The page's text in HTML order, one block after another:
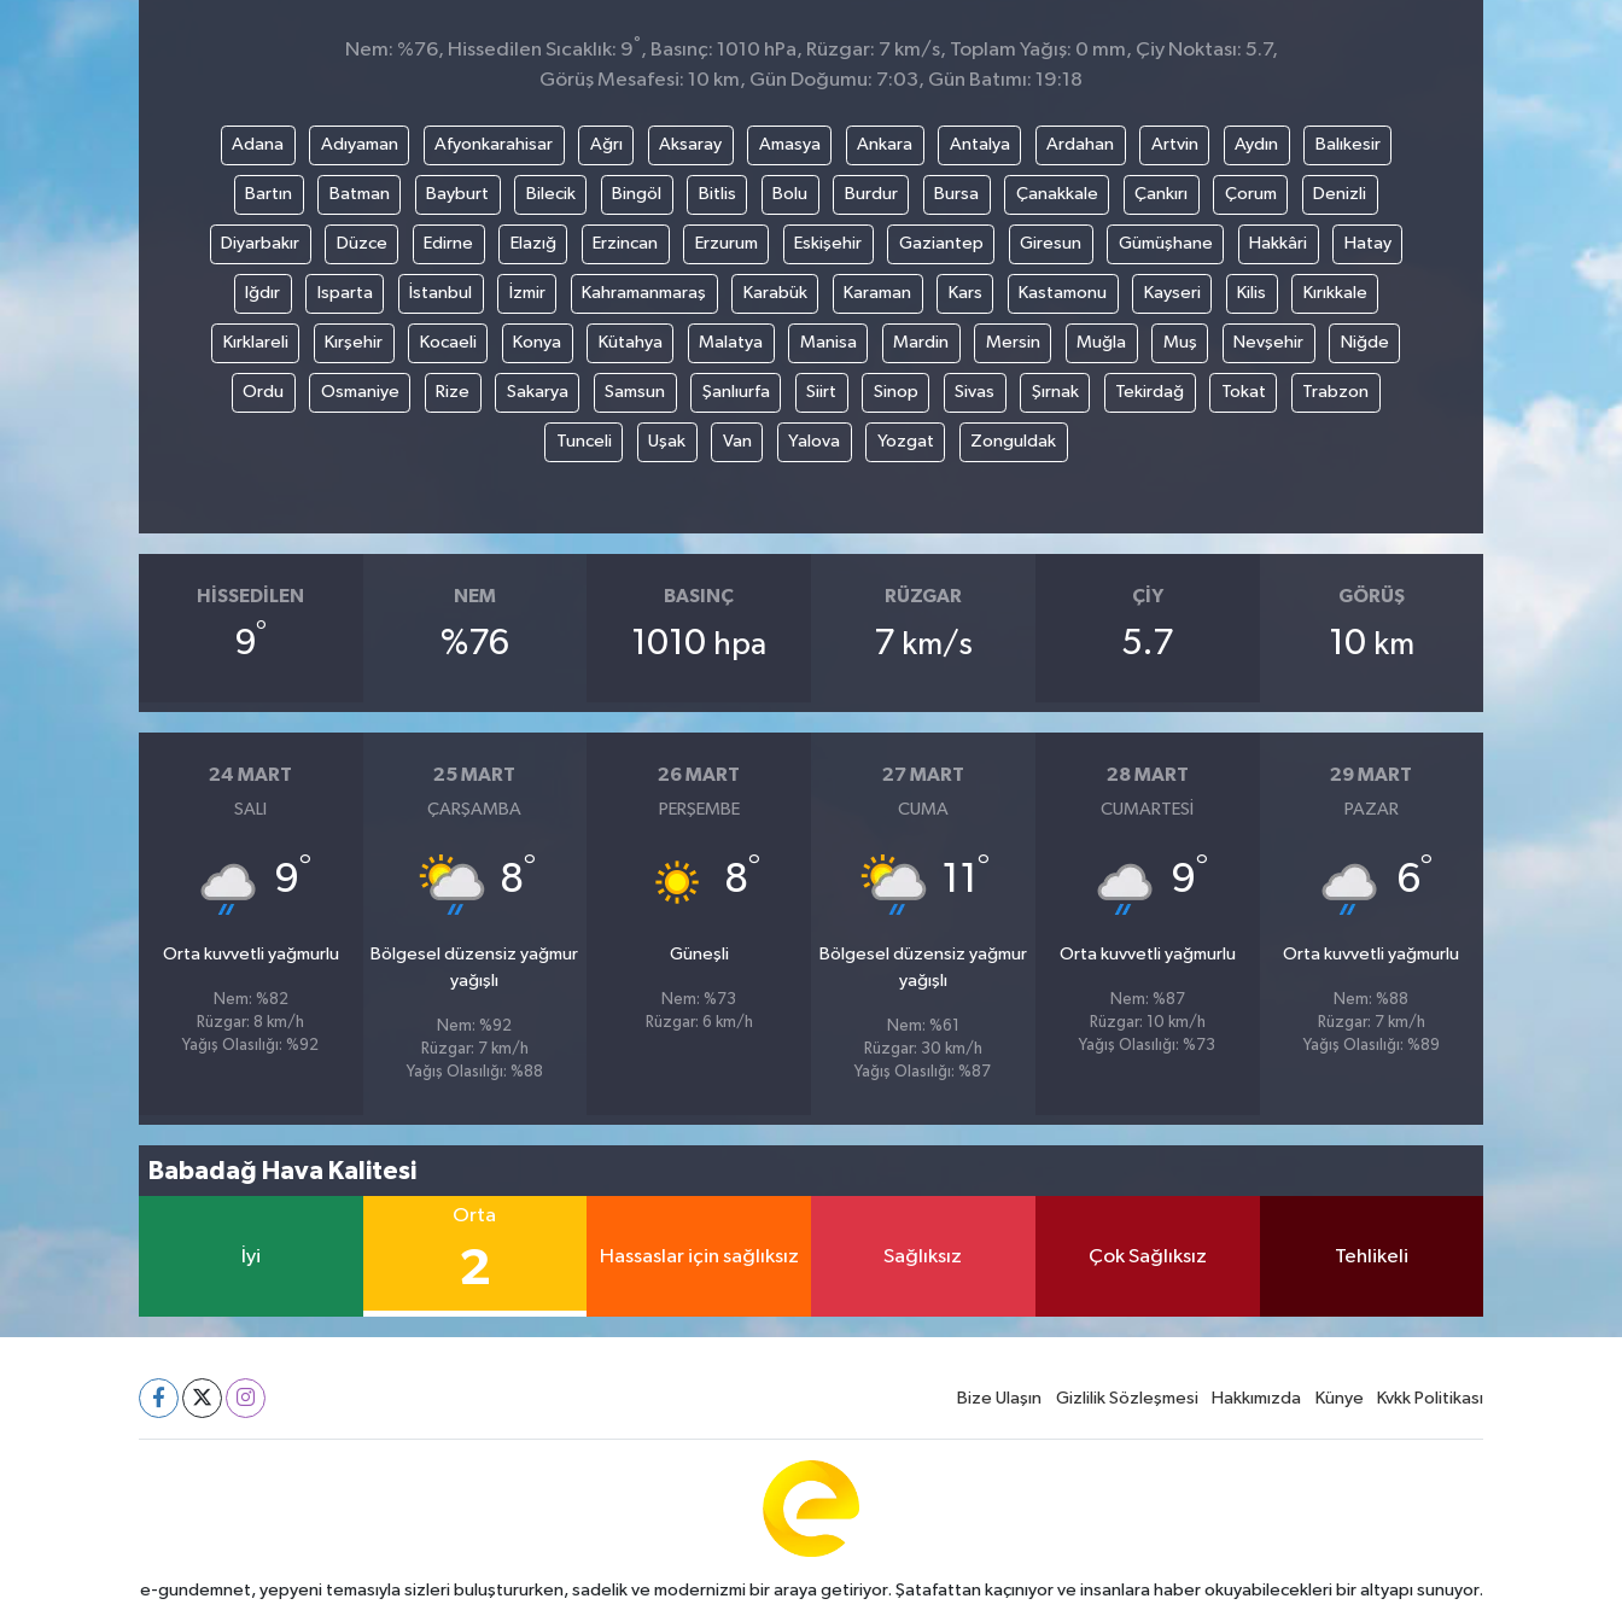
Nem: %76, Hissedilen Sıcaklık: 9° , Basınç: 1010 hPa, Rüzgar: 7 km/s, Toplam Yağış: 0 mm, Çiy Noktası: 5.7,
Görüş Mesafesi: 10 km, Gün Doğumu: 7:03, Gün Batımı: 19:18
Adana Adıyaman Afyonkarahisar Ağrı Aksaray Amasya Ankara Antalya Ardahan Artvin Aydın Balıkesir
Bartın Batman Bayburt Bilecik Bingöl Bitlis Bolu Burdur Bursa Çanakkale Çankırı Çorum Denizli
Diyarbakır Düzce Edirne Elazığ Erzincan Erzurum Eskişehir Gaziantep Giresun Gümüşhane Hakkâri Hatay
Iğdır Isparta İstanbul İzmir Kahramanmaraş Karabük Karaman Kars Kastamonu Kayseri Kilis Kırıkkale
Kırklareli Kırşehir Kocaeli Konya Kütahya Malatya Manisa Mardin Mersin Muğla Muş Nevşehir Niğde
Ordu Osmaniye Rize Sakarya Samsun Şanlıurfa Siirt Sinop Sivas Şırnak Tekirdağ Tokat Trabzon
Tunceli Uşak Van Yalova Yozgat Zonguldak
HISSEDILEN
9°
NEM
%76
BASINÇ
1010 hpa
RÜZGAR
7 km/s
ÇIY
5.7
GÖRÜŞ
10 km
24 MART
SALI
9°
Orta kuvvetli yağmurlu
Nem: %82
Rüzgar: 8 km/h
Yağış Olasılığı: %92
25 MART
ÇARŞAMBA
8°
Bölgesel düzensiz yağmur
yağışlı
Nem: %92
Rüzgar: 7 km/h
Yağış Olasılığı: %88
26 MART
PERŞEMBE
8°
Güneşli
Nem: %73
Rüzgar: 6 km/h
27 MART
CUMA
11 °
Bölgesel düzensiz yağmur
yağışlı
Nem: %61
Rüzgar: 30 km/h
Yağış Olasılığı: %87
28 MART
CUMARTESI
9°
Orta kuvvetli yağmurlu
Nem: %87
Rüzgar: 10 km/h
Yağış Olasılığı: %73
29 MART
PAZAR
6°
Orta kuvvetli yağmurlu
Nem: %88
Rüzgar: 7 km/h
Yağış Olasılığı: %89
Babadağ Hava Kalitesi
İyi
Orta
2 Hassaslar için sağlıksız Sağlıksız Çok Sağlıksız Tehlikeli
Bize Ulaşın Gizlilik Sözleşmesi Hakkımızda Künye Kvkk Politikası
e-gundemnet, yepyeni temasıyla sizleri buluştururken, sadelik ve modernizmi bir araya getiriyor. Şatafattan kaçınıyor ve insanlara haber okuyabilecekleri bir altyapı sunuyor.